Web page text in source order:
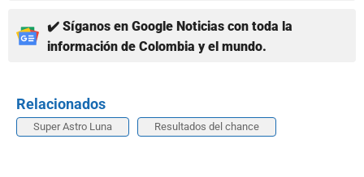
✔️ Síganos en Google Noticias con toda la
información de Colombia y el mundo.
Relacionados
Super Astro Luna Resultados del chance